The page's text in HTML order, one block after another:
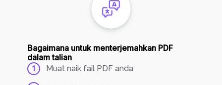
Bagaimana untuk menterjemahkan PDF
dalam talian
1 Muat naik fail PDF anda